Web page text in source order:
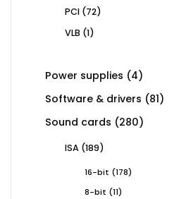
PCI 7272
VLB 11
Power supplies 44
products
Software & drivers 8181
Sound cards 280280
ISA 189189
16-bit 178178
8-bit
1111